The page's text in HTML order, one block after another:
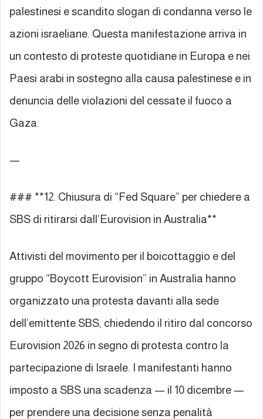
palestinesi e scandito slogan di condanna verso le
azioni israeliane. Questa manifestazione arriva in
un contesto di proteste quotidiane in Europa e nei
Paesi arabi in sostegno alla causa palestinese e in
denuncia delle violazioni del cessate il fuoco a
Gaza.
—
### **12. Chiusura di “Fed Square” per chiedere a
SBS di ritirarsi dall’Eurovision in Australia**
Attivisti del movimento per il boicottaggio e del
gruppo “Boycott Eurovision” in Australia hanno
organizzato una protesta davanti alla sede
dell’emittente SBS, chiedendo il ritiro dal concorso
Eurovision 2026 in segno di protesta contro la
partecipazione di Israele. I manifestanti hanno
imposto a SBS una scadenza — il 10 dicembre —
per prendere una decisione senza penalità